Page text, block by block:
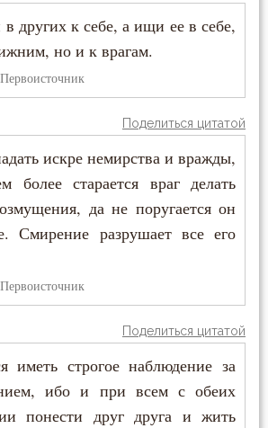
(Пономарёв)
Римлянин
других к себе, а ищи ее в себе,
но и к врагам.
Первоисточник
Поделиться цитатой
искре немирства и вражды,
более старается враг делать
да не поругается он
Смирение разрушает все его
Первоисточник
Поделиться цитатой
иметь строгое наблюдение за
ибо и при всем с обеих
понести друг друга и жить